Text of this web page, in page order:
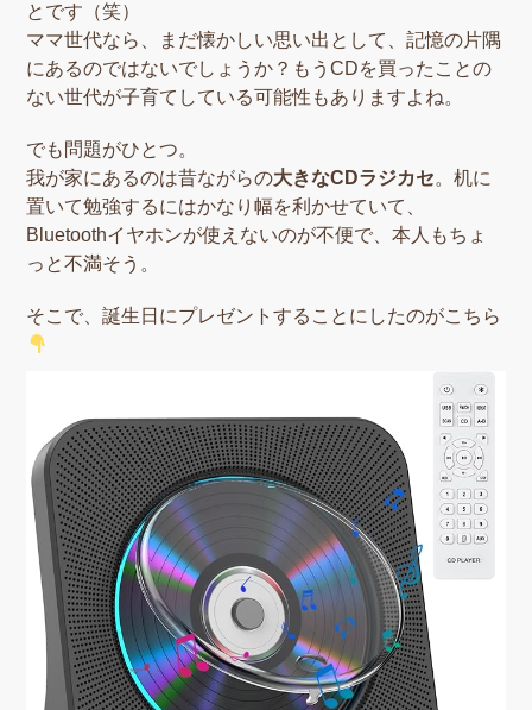
とです（笑）
ママ世代なら、まだ懐かしい思い出として、記憶の片隅
にあるのではないでしょうか？もうCDを買ったことの
ない世代が子育てしている可能性もありますよね。
でも問題がひとつ。
我が家にあるのは昔ながらの大きなCDラジカセ。机に
置いて勉強するにはかなり幅を利かせていて、
Bluetoothイヤホンが使えないのが不便で、本人もちょ
っと不満そう。
そこで、誕生日にプレゼントすることにしたのがこちら